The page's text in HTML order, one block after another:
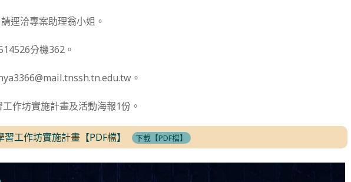
逕洽專案助理翁小姐。
分機362。
。
作坊實施計畫及活動海報1份。
工作坊實施計畫【PDF檔】 下載【PDF檔】